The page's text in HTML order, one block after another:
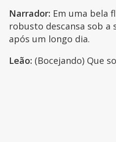
Narrador: Em uma bela
robusto descansa sob a
após um longo dia.
Leão: (Bocejando) Que